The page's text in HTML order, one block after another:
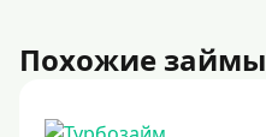
Похожие займы